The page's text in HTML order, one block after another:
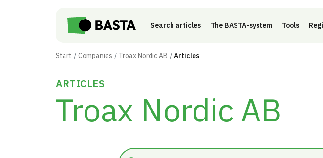
Search articles The BASTA-system Tools
Start Companies Troax Nordic AB Articles
ARTICLES
Troax Nordic AB